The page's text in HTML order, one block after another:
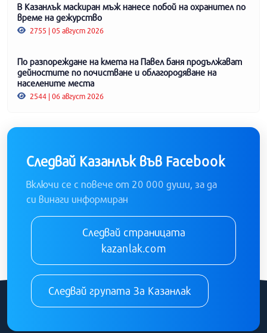
В Казанлък маскиран мъж нанесе побой на охранител по
време на дежурство
2755 | 05 август 2026
По разпореждане на кмета на Павел баня продължават
дейностите по почистване и облагородяване на
населените места
2544 | 06 август 2026
Следвай Казанлък във Facebook
Включи се с повече от 20 000 души, за да
си винаги информиран
Следвай страницата
kazanlak.com
Следвай групата За Казанлак